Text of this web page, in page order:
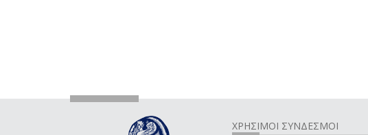
ΧΡΗΣΙΜΟΙ ΣΥΝΔΕΣΜΟΙ